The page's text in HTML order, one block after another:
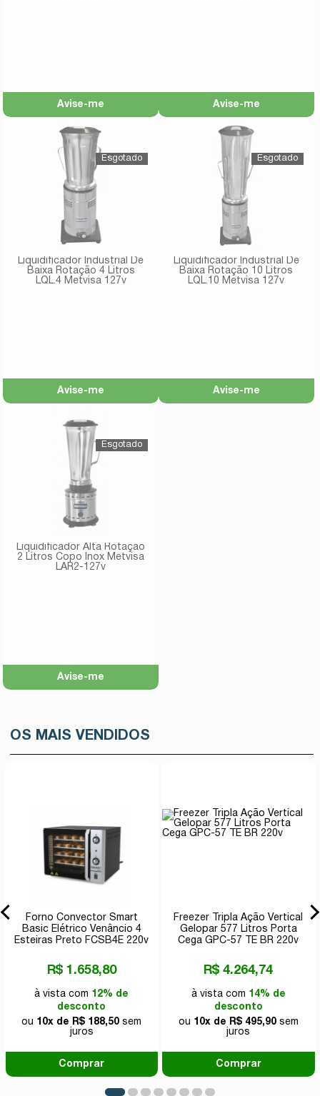
Avise-me Avise-me
Liquidificador Industrial De
Baixa Rotação 4 Litros
LQL.4 Metvisa 127v
Avise-me
Liquidificador Industrial De
Baixa Rotação 10 Litros
LQL.10 Metvisa 127v
Avise-me
Liquidificador Alta Rotação
2 Litros Copo Inox Metvisa
LAR2-127v
Avise-me
OS MAIS VENDIDOS
Forno Convector Smart
Basic Elétrico Venâncio 4
Esteiras Preto FCSB4E 220v
R$ 1.658,80
à vista com 12% de
desconto
ou 10x de R$ 188,50 sem
juros
Comprar
Freezer Tripla Ação Vertical
Gelopar 577 Litros Porta
Cega GPC-57 TE BR 220v
R$ 4.264,74
à vista com 14% de
desconto
ou 10x de R$ 495,90sem
juros
Comprar